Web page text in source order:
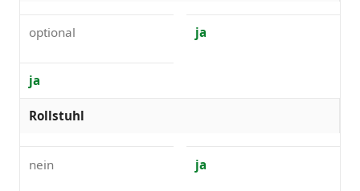
optional ja
ja
Rollstuhl
nein ja